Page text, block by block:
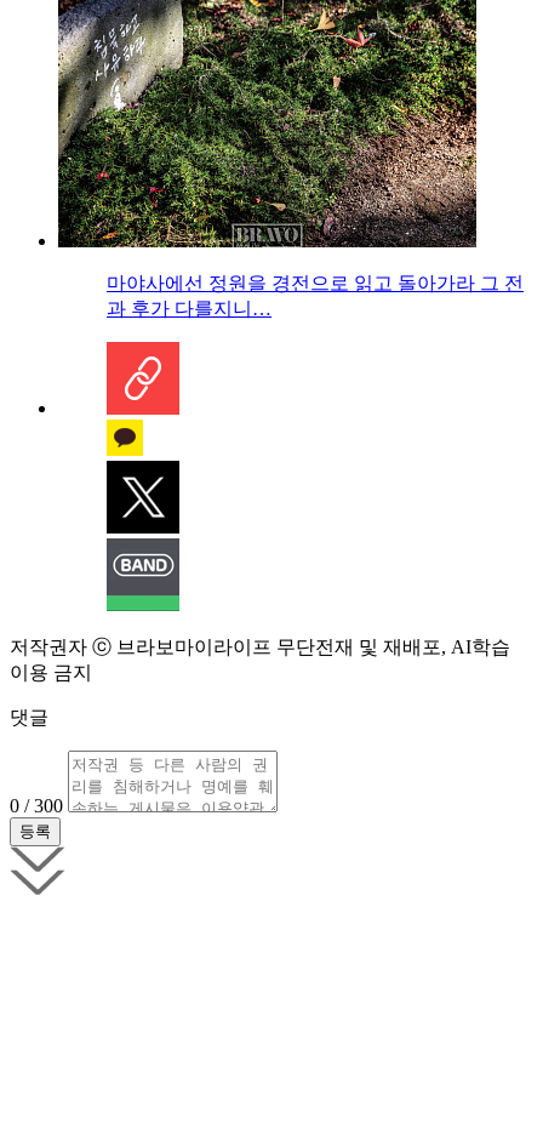
마야사에선 정원을 경전으로 읽고 돌아가라 그 전
과 후가 다를지니…
저작권자 ⓒ 브라보마이라이프 무단전재 및 재배포, AI학습
이용 금지
댓글
0 / 300